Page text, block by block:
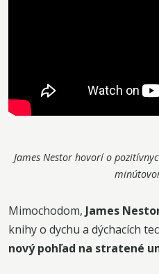
James Nestor hovorí o
Mimochodom, James
knihy o dychu a dýchacích
nový pohľad na stratené